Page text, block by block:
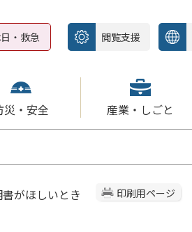
・救急 閲覧支援
災・安全 産業・しごと
印刷用ページ
がほしいとき